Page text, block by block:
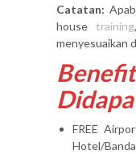
Catatan:
house training
menyesuaikan
FREE
Hotel/